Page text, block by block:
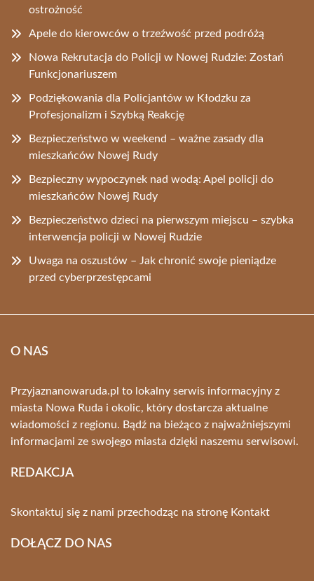
ostrożność
Apele do kierowców o trzeźwość przed podróżą
Nowa Rekrutacja do Policji w Nowej Rudzie: Zostań
Funkcjonariuszem
Podziękowania dla Policjantów w Kłodzku za
Profesjonalizm i Szybką Reakcję
Bezpieczeństwo w weekend – ważne zasady dla
mieszkańców Nowej Rudy
Bezpieczny wypoczynek nad wodą: Apel policji do
mieszkańców Nowej Rudy
Bezpieczeństwo dzieci na pierwszym miejscu – szybka
interwencja policji w Nowej Rudzie
Uwaga na oszustów – Jak chronić swoje pieniądze
przed cyberprzestępcami
O NAS
Przyjaznanowaruda.pl to lokalny serwis informacyjny z
miasta Nowa Ruda i okolic, który dostarcza aktualne
wiadomości z regionu. Bądź na bieżąco z najważniejszymi
informacjami ze swojego miasta dzięki naszemu serwisowi.
REDAKCJA
Skontaktuj się z nami przechodząc na stronę Kontakt
DOŁĄCZ DO NAS